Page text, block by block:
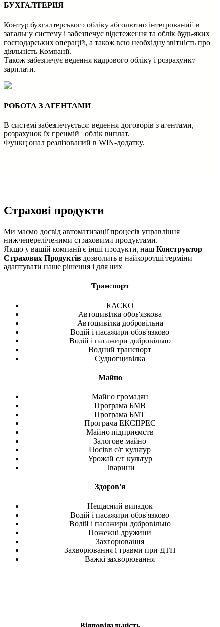
БУХГАЛТЕРИЯ
Контур бухгалтерського обліку абсолютно інтегрований в
загальну систему і забезпечує відстеження та облік будь-яких
господарських операцій, а також всю необхідну звітність про
діяльність Компанії.
Також забезпечує ведення кадрового обліку і розрахунку
зарплати.
РОБОТА З АГЕНТАМИ
В системі забезпечується: ведення договорів з агентами,
розрахунок їх пренмій і облік виплат.
Функціонал реалізований в WIN-додатку.
Страхові продукти
Ми маємо досвід автоматизації процесів управління
нижчепереліченими страховими продуктами.
Якщо у вашій компанії є інші продукти, наш Конструктор
Страхових Продуктів дозволить в найкоротші терміни
адаптувати наше рішення і для них
Транспорт
КАСКО
Автоцивілка обов'язкова
Автоцивілка добровільна
Водій і пасажири обов'язково
Водій і пасажири добровільно
Водний транспорт
Судногцивілка
Майно
Майно громадян
Програма БМВ
Програма БМТ
Програма ЕКСПРЕС
Майно підприємств
Залогове майно
Посіви с/г культур
Урожай с/г культур
Тварини
Здоров'я
Нещасний випадок
Водій і пасажири обов'язково
Водій і пасажири добровільно
Пожежні дружини
Захворювання
Захворювання і травми при ДТП
Важкі захворювання
Відповідальність